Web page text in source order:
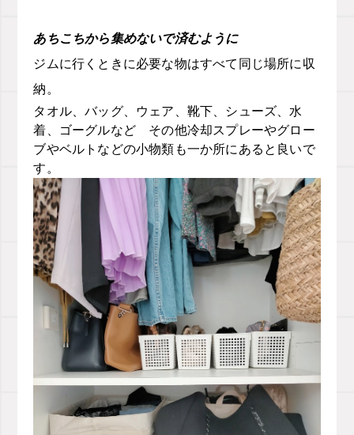
あちこちから集めないで済むように
ジムに行くときに必要な物はすべて同じ場所に収
納。
タオル、バッグ、ウェア、靴下、シューズ、水
着、ゴーグルなど その他冷却スプレーやグロー
ブやベルトなどの小物類も一か所にあると良いで
す。